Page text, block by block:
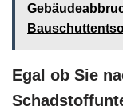
Egal ob Sie